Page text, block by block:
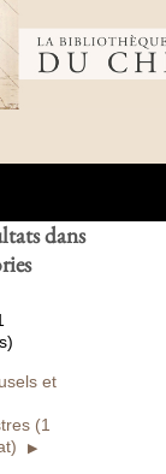
seuls
dans
et
(1